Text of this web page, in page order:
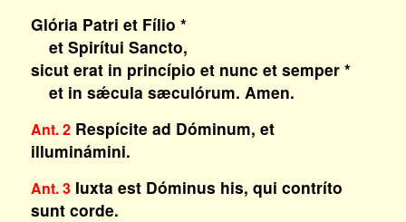
Glória Patri et Fílio *
et Spirítui Sancto,
sicut erat in princípio et nunc et semper *
et in sǽcula sæculórum. Amen.
Ant. 2Respícite ad Dóminum, et
illuminámini.
Ant. 3Iuxta est Dóminus his, qui contríto
sunt corde.